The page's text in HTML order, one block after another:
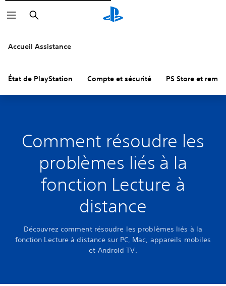
Rechercher
Accueil Assistance
État de PlayStation Compte et sécurité PS Store et
Comment résoudre les
problèmes liés à la
fonction Lecture à
distance
Découvrez comment résoudre les problèmes liés à la
fonction Lecture à distance sur PC, Mac, appareils mobiles
et Android TV.